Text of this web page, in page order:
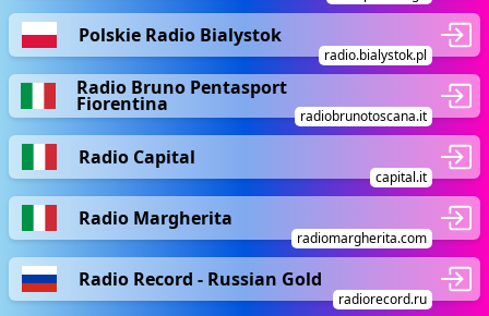
Polskie Radio Bialystok
radio.bialystok.pl
Radio Bruno Pentasport
Fiorentina
radiobrunotoscana.it
Radio Capital
capital.it
Radio Margherita
radiomargherita.com
Radio Record - Russian Gold
radiorecord.ru